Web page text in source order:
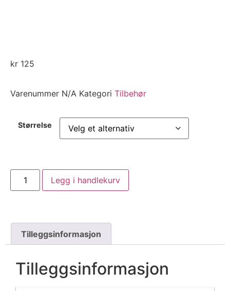
kr 125
Varenummer N/A Kategori Tilbehør
Størrelse
Legg i handlekurv
Tilleggsinformasjon
Tilleggsinformasjon